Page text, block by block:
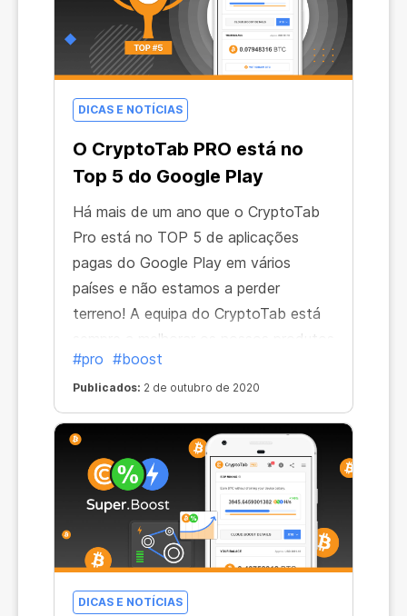
DICAS E NOTÍCIAS
O CryptoTab PRO está no
Top 5 do Google Play
Há mais de um ano que o CryptoTab
Pro está no TOP 5 de aplicações
pagas do Google Play em vários
países e não estamos a perder
terreno! A equipa do CryptoTab está
sempre a melhorar os nossos produtos
para garantir que tem tudo para uma
navegação confortável e segura.
Estamos muito gratos aos nossos
utilizadores por todo o amor e apoio.
Eis os lugares que o CryptoTab PRO
ocupou nas tabelas das aplicações
pagas. Veja, somos reconhecidos em
todo o mundo:
#pro #boost
Publicados: 2 de outubro de 2020
DICAS E NOTÍCIAS